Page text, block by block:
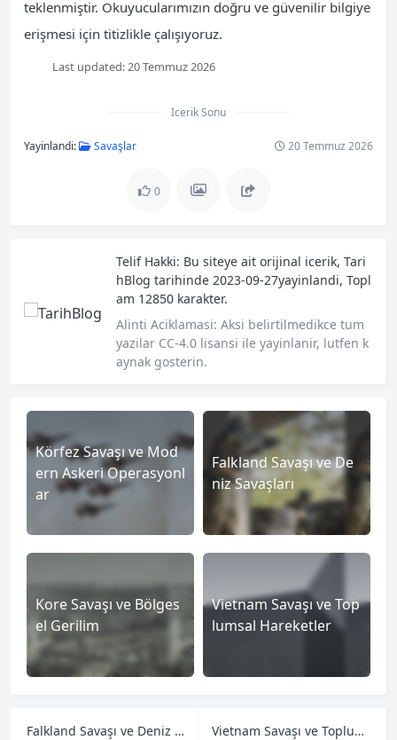
teklenmiştir. Okuyucularımızın doğru ve güvenilir bilgiye
erişmesi için titizlikle çalışıyoruz.
Last updated: 20 Temmuz 2026
Icerik Sonu
Yayinlandi: Savaşlar 20 Temmuz 2026
0
Telif Hakki: Bu siteye ait orijinal icerik, Tari
hBlog tarihinde 2023-09-27yayinlandi, Topl
am 12850 karakter.
Alinti Aciklamasi: Aksi belirtilmedikce tum
yazilar CC-4.0 lisansi ile yayinlanir, lutfen k
aynak gosterin.
Körfez Savaşı ve Mod
ern Askeri Operasyonl
ar
Falkland Savaşı ve De
niz Savaşları
Kore Savaşı ve Bölges
el Gerilim
Vietnam Savaşı ve Top
lumsal Hareketler
Falkland Savaşı ve Deniz Savaşları
Vietnam Savaşı ve Toplumsal Hareketler